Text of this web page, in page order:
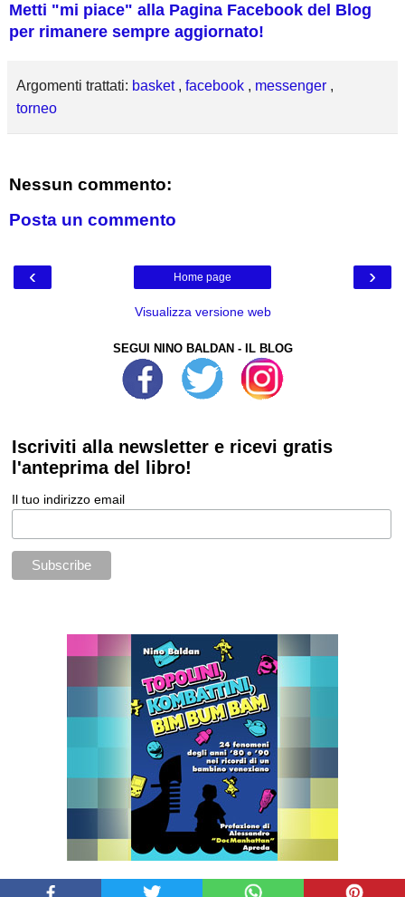
Metti "mi piace" alla Pagina Facebook del Blog
per rimanere sempre aggiornato!
Argomenti trattati: basket , facebook , messenger ,
torneo
Nessun commento:
Posta un commento
‹ ›
Home page
Visualizza versione web
SEGUI NINO BALDAN - IL BLOG
Iscriviti alla newsletter e ricevi gratis
l'anteprima del libro!
Il tuo indirizzo email
Powered by Blogger.